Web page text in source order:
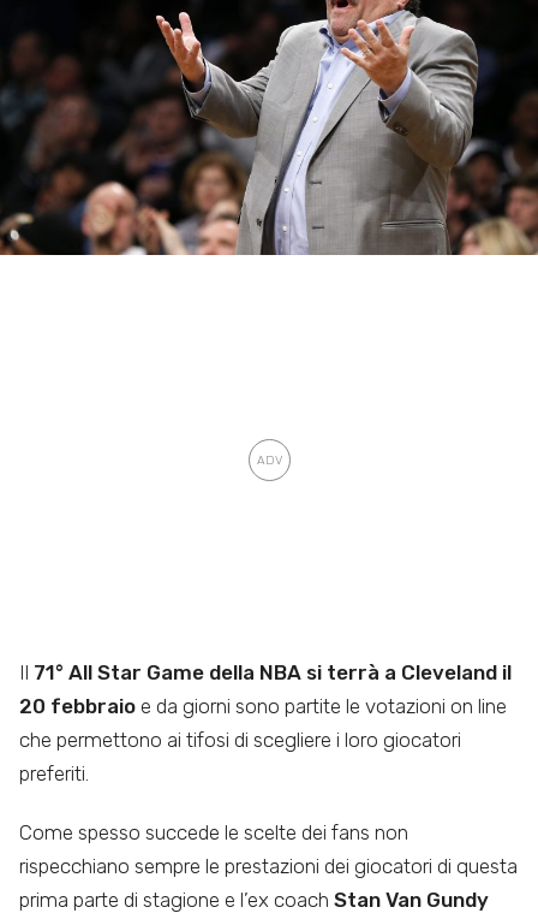
Il 71° All Star Game della NBA si terrà a Cleveland il
20 febbraio e da giorni sono partite le votazioni on line
che permettono ai tifosi di scegliere i loro giocatori
preferiti.
Come spesso succede le scelte dei fans non
rispecchiano sempre le prestazioni dei giocatori di questa
prima parte di stagione e l’ex coach Stan Van Gundy